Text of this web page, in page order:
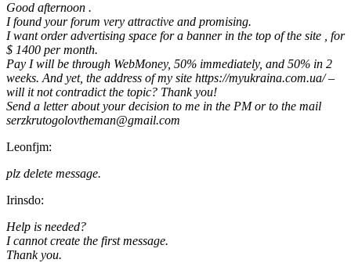
Good afternoon .
I found your forum very attractive and promising.
I want order advertising space for a banner in the top of the site , for
$ 1400 per month.
Pay I will be through WebMoney, 50% immediately, and 50% in 2
weeks. And yet, the address of my site https://myukraina.com.ua/ –
will it not contradict the topic? Thank you!
Send a letter about your decision to me in the PM or to the mail
serzkrutogolovtheman@gmail.com
Leonfjm:
plz delete message.
Irinsdo:
Help is needed?
I cannot create the first message.
Thank you.